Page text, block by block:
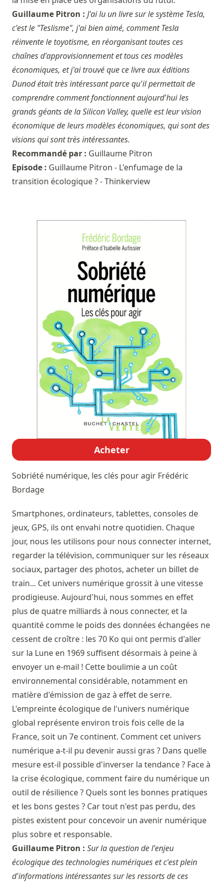
Guillaume Pitron : J'ai lu un livre sur le système Tesla,
c'est le "Teslisme", j'ai bien aimé, comment Tesla
réinvente le toyotisme, en réorganisant toutes ces
chaînes d'approvisionnement et tous ces modèles
économiques, et j'ai trouvé que ce livre aux éditions
Dunod était très intéressant parce qu'il permettait de
comprendre comment fonctionnent aujourd'hui les
grands géants de la Silicon Valley, quelle est leur vision
économique de leurs modèles économiques, qui sont des
visions qui sont très intéressantes.
Recommandé par : Guillaume Pitron
Episode : Guillaume Pitron - L'enfumage de la
transition écologique ? - Thinkerview
Acheter
Sobriété numérique, les clés pour agir Frédéric
Bordage
Smartphones, ordinateurs, tablettes, consoles de
jeux, GPS, ils ont envahi notre quotidien. Chaque
jour, nous les utilisons pour nous connecter internet,
regarder la télévision, communiquer sur les réseaux
sociaux, partager des photos, acheter un billet de
train... Cet univers numérique grossit à une vitesse
prodigieuse. Aujourd'hui, nous sommes en effet
plus de quatre milliards à nous connecter, et la
quantité comme le poids des données échangées ne
cessent de croître : les 70 Ko qui ont permis d'aller
sur la Lune en 1969 suffisent désormais à peine à
envoyer un e-mail ! Cette boulimie a un coût
environnemental considérable, notamment en
matière d'émission de gaz à effet de serre.
L'empreinte écologique de l'univers numérique
global représente environ trois fois celle de la
France, soit un 7e continent. Comment cet univers
numérique a-t-il pu devenir aussi gras ? Dans quelle
mesure est-il possible d'inverser la tendance ? Face à
la crise écologique, comment faire du numérique un
outil de résilience ? Quels sont les bonnes pratiques
et les bons gestes ? Car tout n'est pas perdu, des
pistes existent pour concevoir un avenir numérique
plus sobre et responsable.
Guillaume Pitron : Sur la question de l'enjeu
écologique des technologies numériques et c'est plein
d'informations intéressantes sur les ressorts de ces